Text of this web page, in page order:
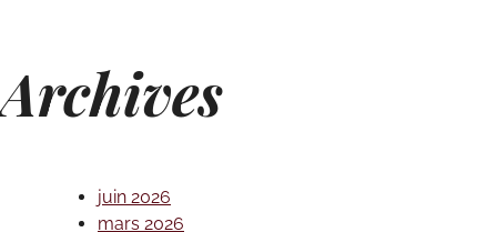
Archives
juin 2026
mars 2026